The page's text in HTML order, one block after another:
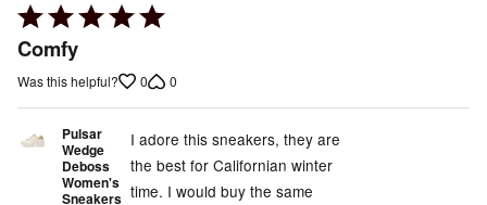
Rated
5
of
Comfy
Was this helpful? 0 0
Pulsar
Wedge
Deboss
Women's
Sneakers
I adore this sneakers, they are
the best for Californian winter
time. I would buy the same